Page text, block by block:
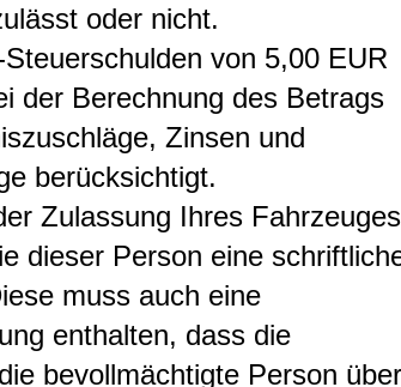
oder nicht.
von 5,00 EUR
der Berechnung des Betrags
Zinsen und
berücksichtigt.
Zulassung Ihres Fahrzeuges
dieser Person eine
muss auch eine
enthalten, dass die
bevollmächtigte Person über